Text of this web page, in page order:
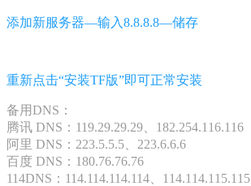
添加新服务器—输入8.8.8.8—储存
重新点击“安装TF版”即可正常安装
备用DNS：
腾讯 DNS：119.29.29.29、182.254.116.116
阿里 DNS：223.5.5.5、223.6.6.6
百度 DNS：180.76.76.76
114DNS：114.114.114.114、114.114.115.115